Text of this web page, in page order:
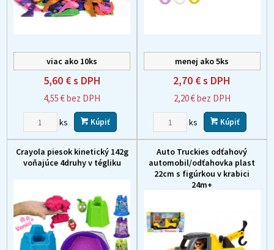
viac ako 10ks
5,60 €s DPH
4,55 €bez DPH
ks Kúpiť
menej ako 5ks
2,70 €s DPH
2,20 €bez DPH
ks Kúpiť
Crayola piesok kinetický 142g
voňajúce 4druhy v tégliku
Auto Truckies odťahový
automobil/odťahovka plast
22cm s figúrkou v krabici
24m+